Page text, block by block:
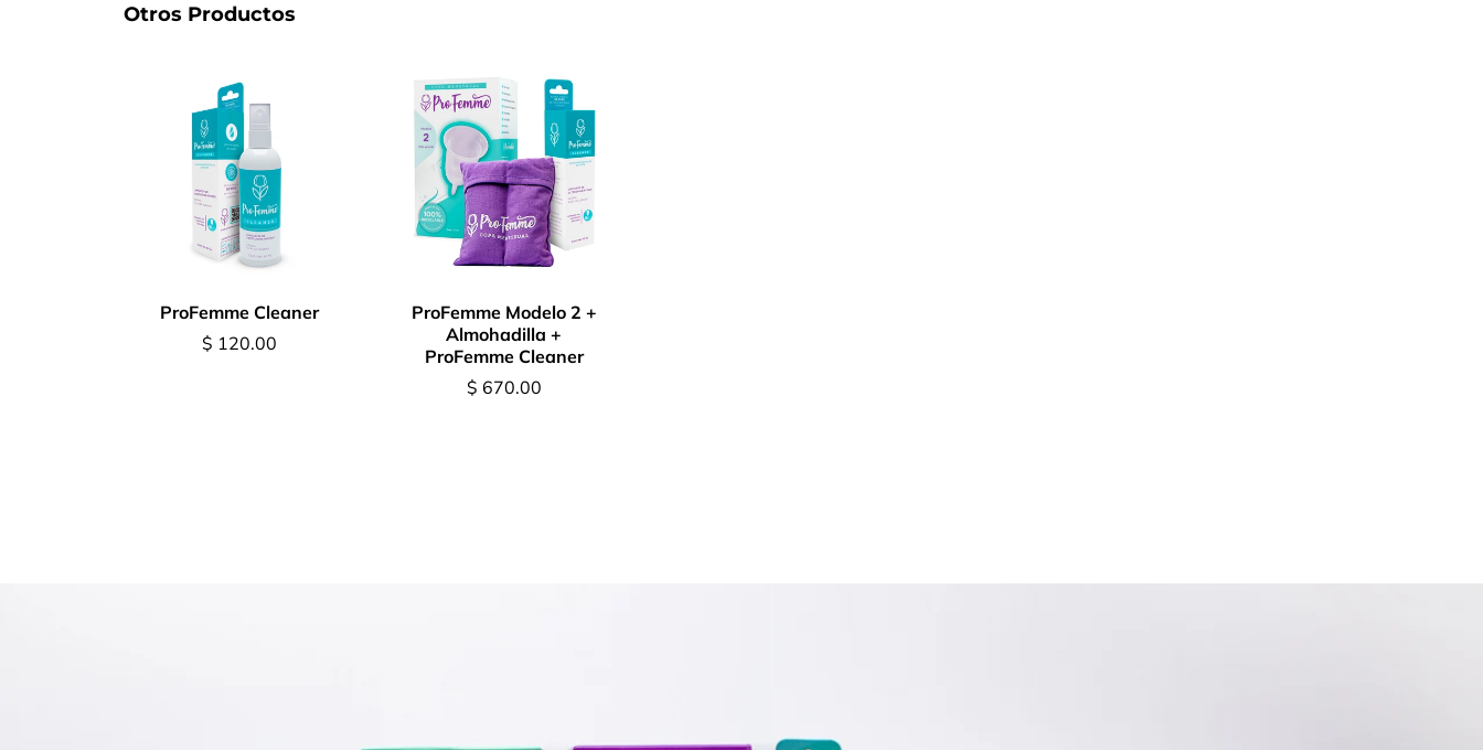
Otros Productos
ProFemme Cleaner
Precio
$ 120.00
ProFemme Modelo 2 +
Almohadilla +
ProFemme Cleaner
Precio
$ 670.00